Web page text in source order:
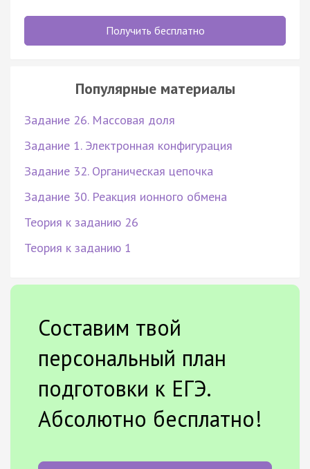
Получить бесплатно
Популярные материалы
Задание 26. Массовая доля
Задание 1. Электронная конфигурация
Задание 32. Органическая цепочка
Задание 30. Реакция ионного обмена
Теория к заданию 26
Теория к заданию 1
Составим твой
персональный план
подготовки к ЕГЭ.
Абсолютно бесплатно!